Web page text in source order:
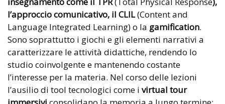
l’approccio comunicativo, il CLIL(Content and
Language Integrated Learning) o la gamification.
Sono soprattutto i giochi e gli elementi narrativi a
caratterizzare le attività didattiche, rendendo lo
studio coinvolgente e mantenendo costante
l’interesse per la materia. Nel corso delle lezioni
l’ausilio di tool tecnologici come i virtual tour